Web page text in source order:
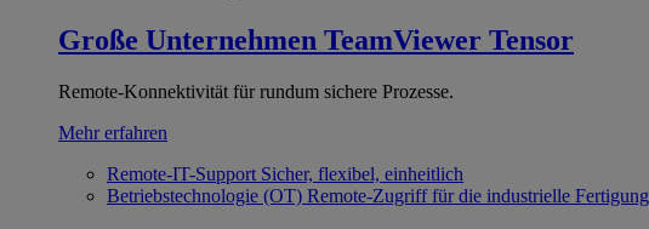
Große Unternehmen TeamViewer Tensor
Remote-Konnektivität für rundum sichere Prozesse.
Mehr erfahren
Remote-IT-Support Sicher, flexibel, einheitlich
Betriebstechnologie (OT) Remote-Zugriff für die industrielle Fertigung